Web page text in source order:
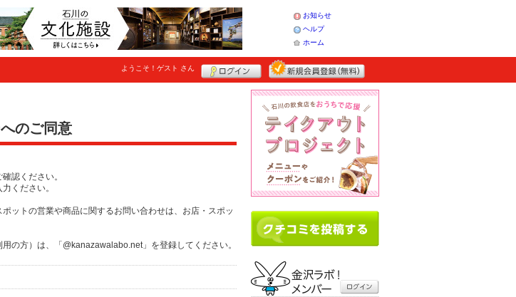
お知らせ
ヘルプ
ホーム
ようこそ！ ゲスト さん
のご同意
確認ください。
ください。
ットの営業や商品に関するお問い合わせは、お店・スポッ
の方）は、「@kanazawalabo.net」を登録してください。